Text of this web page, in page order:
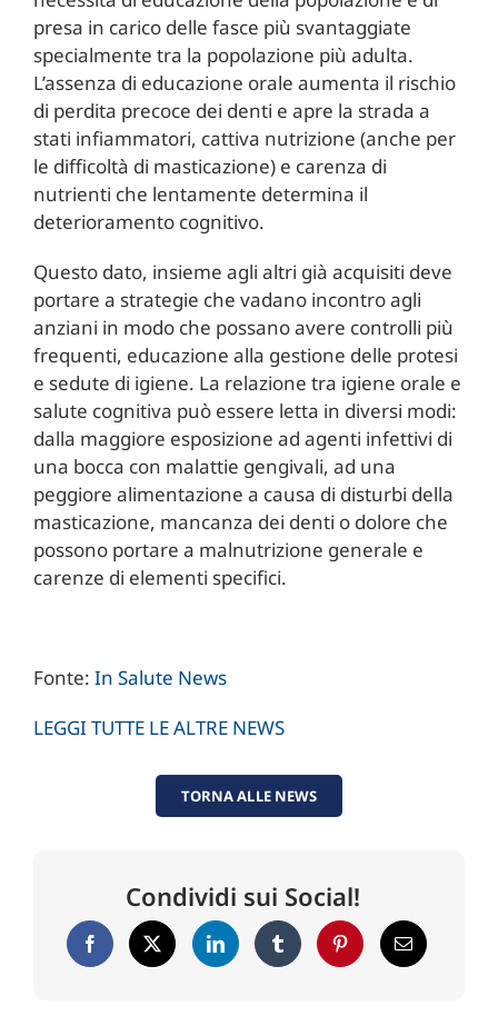
presa in carico delle fasce più svantaggiate
specialmente tra la popolazione più adulta.
L’assenza di educazione orale aumenta il rischio
di perdita precoce dei denti e apre la strada a
stati infiammatori, cattiva nutrizione (anche per
le difficoltà di masticazione) e carenza di
nutrienti che lentamente determina il
deterioramento cognitivo.
Questo dato, insieme agli altri già acquisiti deve
portare a strategie che vadano incontro agli
anziani in modo che possano avere controlli più
frequenti, educazione alla gestione delle protesi
e sedute di igiene. La relazione tra igiene orale e
salute cognitiva può essere letta in diversi modi:
dalla maggiore esposizione ad agenti infettivi di
una bocca con malattie gengivali, ad una
peggiore alimentazione a causa di disturbi della
masticazione, mancanza dei denti o dolore che
possono portare a malnutrizione generale e
carenze di elementi specifici.
Fonte: In Salute News
LEGGI TUTTE LE ALTRE NEWS
TORNA ALLE NEWS
Condividi sui Social!